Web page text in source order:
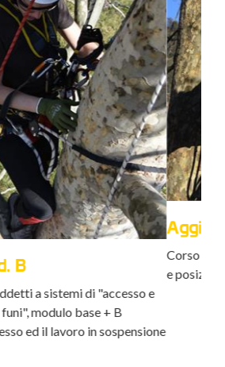
"funi" Mod. B
per addetti a sistemi di "accesso
funi" Mod.B (8 ore)